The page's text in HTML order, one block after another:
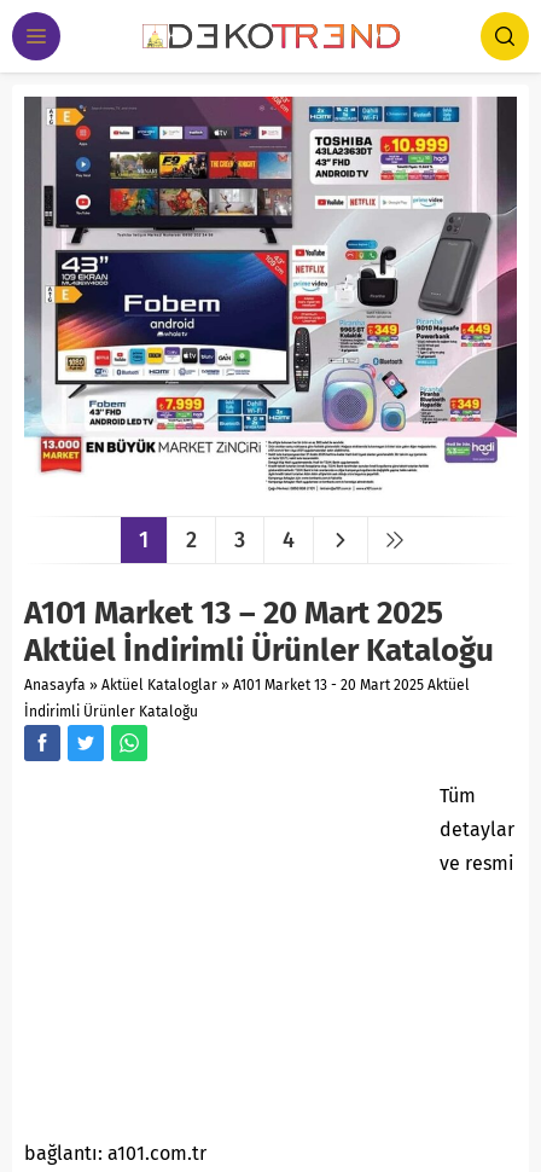
1 2 3 4
A101 Market 13 – 20 Mart 2025
Aktüel İndirimli Ürünler Kataloğu
Anasayfa » Aktüel Kataloglar » A101 Market 13 - 20 Mart 2025 Aktüel
İndirimli Ürünler Kataloğu
Tüm
detaylar
ve resmi
bağlantı: a101.com.tr